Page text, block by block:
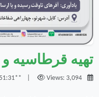
تهیه قرطاسیه
Views: 3,094